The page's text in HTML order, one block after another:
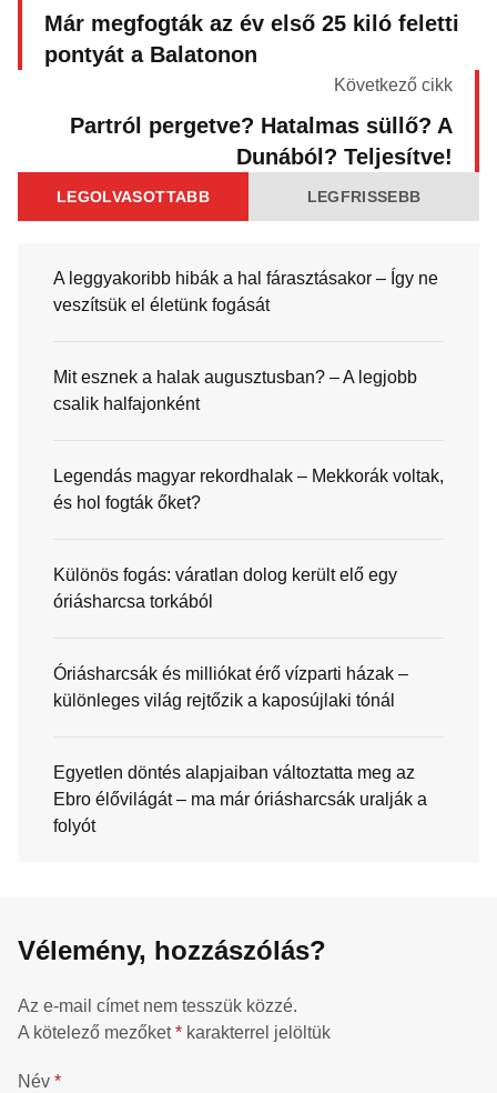
Már megfogták az év első 25 kiló feletti
pontyát a Balatonon
Következő cikk
Partról pergetve? Hatalmas süllő? A
Dunából? Teljesítve!
LEGOLVASOTTABB LEGFRISSEBB
A leggyakoribb hibák a hal fárasztásakor – Így ne
veszítsük el életünk fogását
Mit esznek a halak augusztusban? – A legjobb
csalik halfajonként
Legendás magyar rekordhalak – Mekkorák voltak,
és hol fogták őket?
Különös fogás: váratlan dolog került elő egy
óriásharcsa torkából
Óriásharcsák és milliókat érő vízparti házak –
különleges világ rejtőzik a kaposújlaki tónál
Egyetlen döntés alapjaiban változtatta meg az
Ebro élővilágát – ma már óriásharcsák uralják a
folyót
Vélemény, hozzászólás?
Az e-mail címet nem tesszük közzé.
A kötelező mezőket* karakterrel jelöltük
Név *